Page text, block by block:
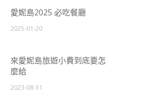
愛妮島2025 必吃餐廳
2025-01-20
來愛妮島旅遊小費到底要怎
麼給
2023-08-31